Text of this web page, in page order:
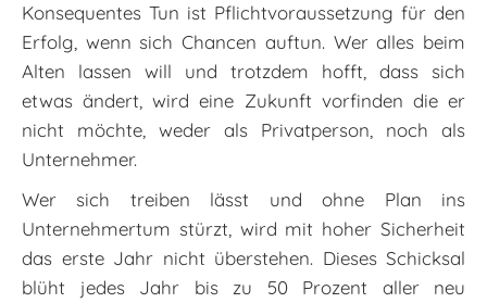
Konsequentes Tun ist Pflichtvoraussetzung für den
Erfolg, wenn sich Chancen auftun. Wer alles beim
Alten lassen will und trotzdem hofft, dass sich
etwas ändert, wird eine Zukunft vorfinden die er
nicht möchte, weder als Privatperson, noch als
Unternehmer.
Wer sich treiben lässt und ohne Plan ins
Unternehmertum stürzt, wird mit hoher Sicherheit
das erste Jahr nicht überstehen. Dieses Schicksal
blüht jedes Jahr bis zu 50 Prozent aller neu